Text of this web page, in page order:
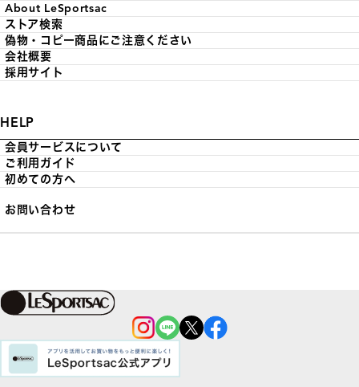
About LeSportsac
ストア検索
偽物・コピー商品にご注意ください
会社概要
採用サイト
HELP
会員サービスについて
ご利用ガイド
初めての方へ
お問い合わせ